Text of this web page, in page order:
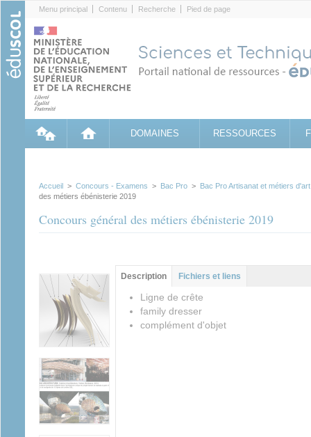
Menu principal Contenu Recherche Pied de page
DOMAINES RESSOURCES
Accueil > Concours - Examens > Bac Pro > Bac Pro Artisanat et métiers
des métiers ébénisterie 2019
Concours général des métiers ébénisterie 2019
Groupe principal
Description (onglet
actif)
Fichiers et liens
Ligne de crête
family dresser
complément d'objet